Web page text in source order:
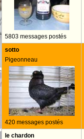
5803 messages postés
sotto
Pigeonneau
420 messages postés
le chardon